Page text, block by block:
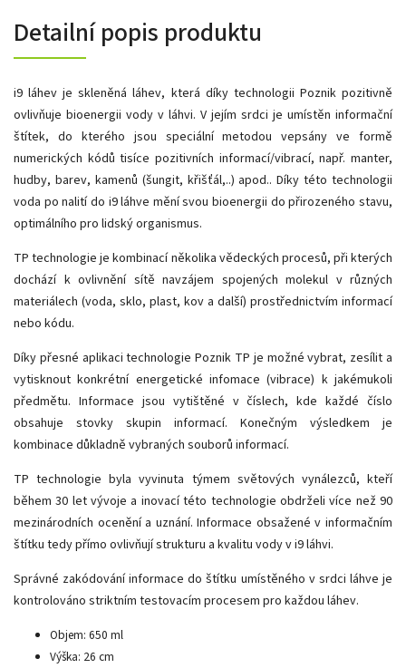
Detailní popis produktu
i9 láhev je skleněná láhev, která díky technologii Poznik pozitivně
ovlivňuje bioenergii vody v láhvi. V jejím srdci je umístěn informační
štítek, do kterého jsou speciální metodou vepsány ve formě
numerických kódů tisíce pozitivních informací/vibrací, např. manter,
hudby, barev, kamenů (šungit, křišťál,..) apod.. Díky této technologii
voda po nalití do i9 láhve mění svou bioenergii do přirozeného stavu,
optimálního pro lidský organismus.
TP technologie je kombinací několika vědeckých procesů, při kterých
dochází k ovlivnění sítě navzájem spojených molekul v různých
materiálech (voda, sklo, plast, kov a další) prostřednictvím informací
nebo kódu.
Díky přesné aplikaci technologie Poznik TP je možné vybrat, zesílit a
vytisknout konkrétní energetické infomace (vibrace) k jakémukoli
předmětu. Informace jsou vytištěné v číslech, kde každé číslo
obsahuje stovky skupin informací. Konečným výsledkem je
kombinace důkladně vybraných souborů informací.
TP technologie byla vyvinuta týmem světových vynálezců, kteří
během 30 let vývoje a inovací této technologie obdrželi více než 90
mezinárodních ocenění a uznání. Informace obsažené v informačním
štítku tedy přímo ovlivňují strukturu a kvalitu vody v i9 láhvi.
Správné zakódování informace do štítku umístěného v srdci láhve je
kontrolováno striktním testovacím procesem pro každou láhev.
Objem: 650 ml
Výška: 26 cm